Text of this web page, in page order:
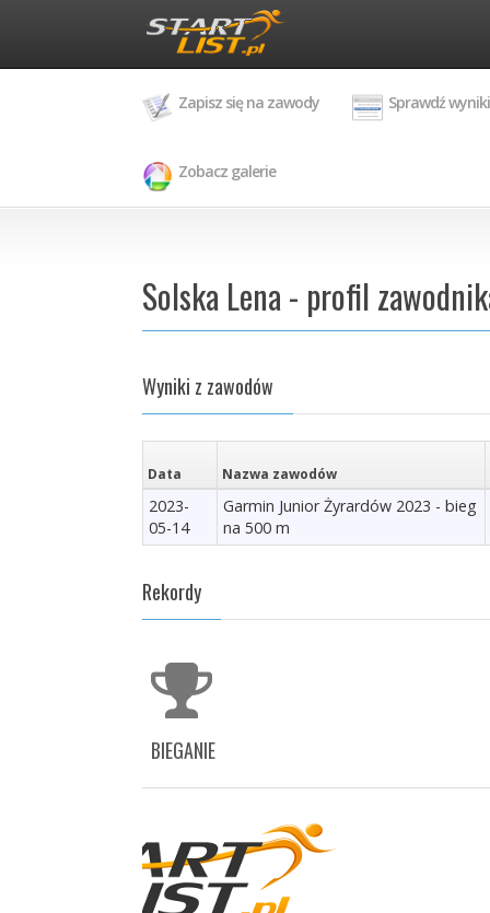
Zapisz się na zawody Sprawdź wyniki
Zobacz galerie
Solska Lena - profil
Wyniki z zawodów
Data Nazwa zawodów
2023-
05-14
Garmin Junior Żyrardów 2023 - bieg
na 500 m
Rekordy
BIEGANIE